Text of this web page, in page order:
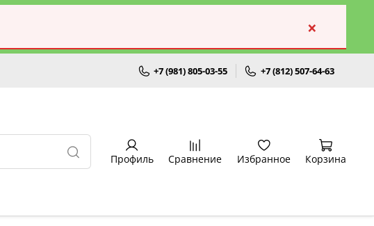
×
+7 (981) 805-03-55 +7 (812) 507-64-63
Профиль Сравнение Избранное Корзина